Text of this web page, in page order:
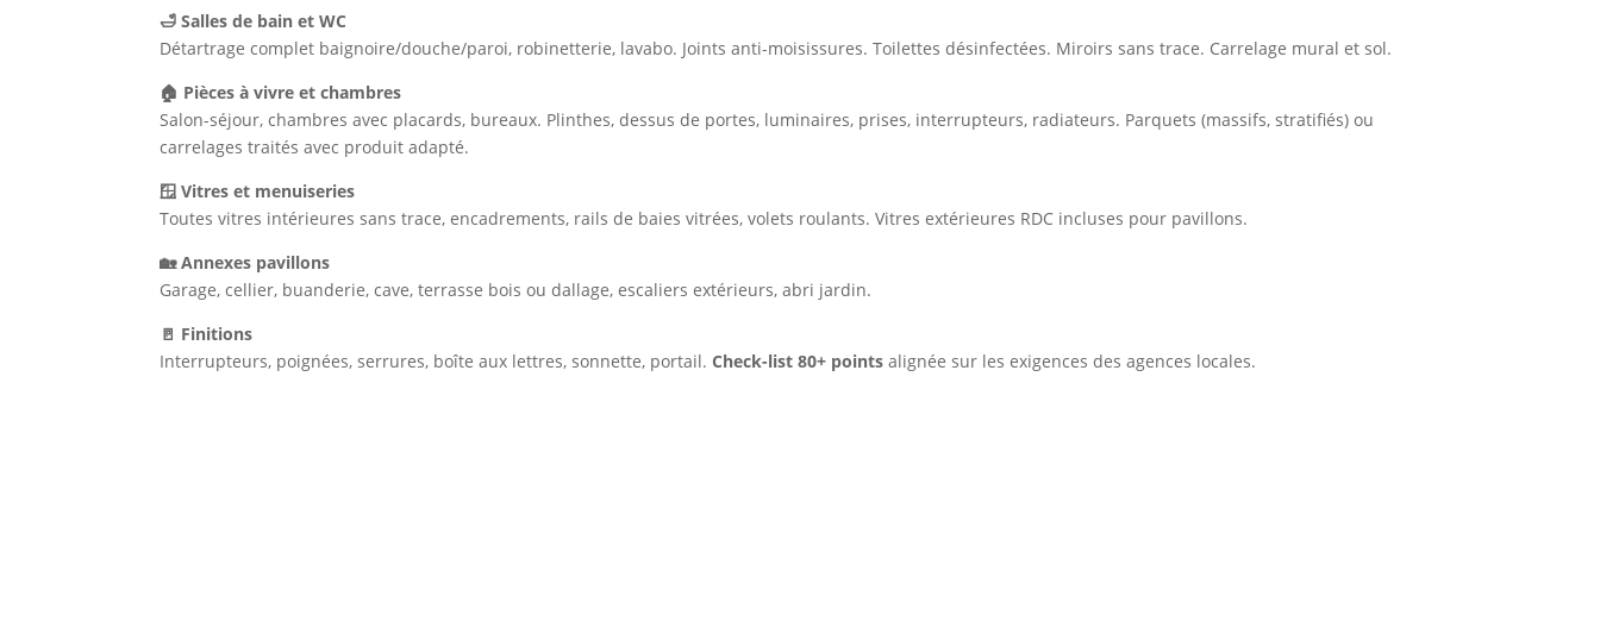
🛁 Salles de bain et WC
Détartrage complet baignoire/douche/paroi, robinetterie, lavabo. Joints anti-moisissures. Toilettes désinfectées. Miroirs sans trace. Carrelage mural et sol.
🏠 Pièces à vivre et chambres
Salon-séjour, chambres avec placards, bureaux. Plinthes, dessus de portes, luminaires, prises, interrupteurs, radiateurs. Parquets (massifs, stratifiés) ou
carrelages traités avec produit adapté.
🪟 Vitres et menuiseries
Toutes vitres intérieures sans trace, encadrements, rails de baies vitrées, volets roulants. Vitres extérieures RDC incluses pour pavillons.
🏡 Annexes pavillons
Garage, cellier, buanderie, cave, terrasse bois ou dallage, escaliers extérieurs, abri jardin.
🚪 Finitions
Interrupteurs, poignées, serrures, boîte aux lettres, sonnette, portail.Check-list 80+ points alignée sur les exigences des agences locales.